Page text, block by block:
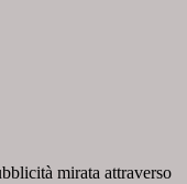
mirata attraverso